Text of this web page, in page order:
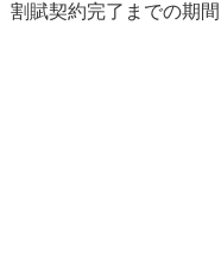
割賦契約完了までの期間